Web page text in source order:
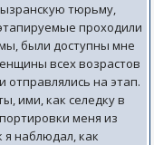
тюрьму,
проходили
были доступны мне
всех возрастов
на этап.
ими, как селедку в
меня из
наблюдал, как